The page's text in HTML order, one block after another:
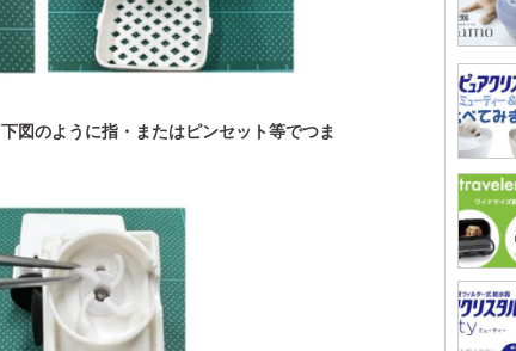
下図のように指・またはピンセット等でつま